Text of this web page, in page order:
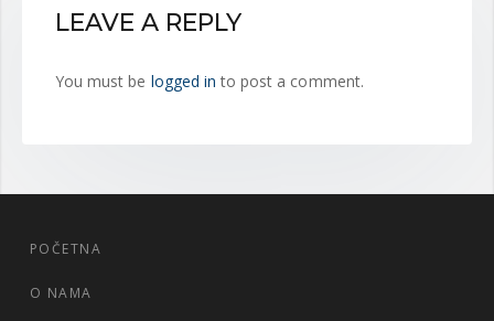
LEAVE A REPLY
You must be logged in to post a comment.
POČETNA
O NAMA